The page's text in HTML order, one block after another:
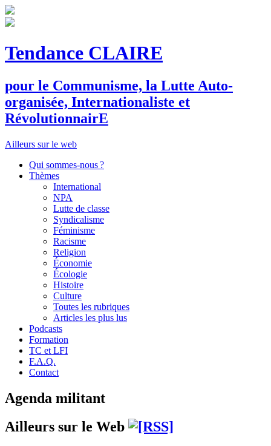
Tendance CLAIRE
pour le Communisme, la Lutte Auto-
organisée, Internationaliste et
RévolutionnairE
Ailleurs sur le web
Qui sommes-nous ?
Thèmes
International
NPA
Lutte de classe
Syndicalisme
Féminisme
Racisme
Religion
Économie
Écologie
Histoire
Culture
Toutes les rubriques
Articles les plus lus
Podcasts
Formation
TC et LFI
F.A.Q.
Contact
Agenda militant
Ailleurs sur le Web